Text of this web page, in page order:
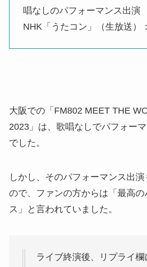
唱なしのパフォーマンス出演
NHK「うたコン」（生放送）
大阪での「FM802 MEET THE
2023」は、歌唱なしでパフォー
でした。
しかし、そのパフォーマンス出
ので、ファンの方からは「最高の
ス」と言われていました。
ライブ終演後、リプライ